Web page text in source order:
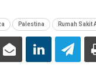
Palestina Rumah Sakit